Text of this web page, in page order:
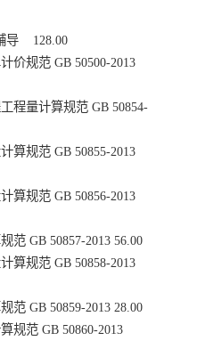
导 128.00
价规范 GB 50500-2013
程量计算规范 GB 50854-
算规范 GB 50855-2013
算规范 GB 50856-2013
范 GB 50857-2013 56.00
算规范 GB 50858-2013
范 GB 50859-2013 28.00
规范 GB 50860-2013